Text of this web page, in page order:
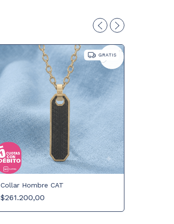
GRATIS
Collar Hombre CAT
$261.200,00